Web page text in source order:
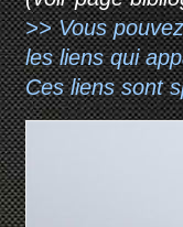
>> Vous
les liens qui
Ces liens sont